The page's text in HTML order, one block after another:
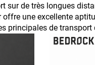
de très longues
une excellente
de